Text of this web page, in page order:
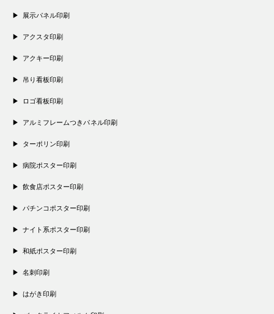
展示パネル印刷
アクスタ印刷
アクキー印刷
吊り看板印刷
ロゴ看板印刷
アルミフレームつきパネル印刷
ターポリン印刷
病院ポスター印刷
飲食店ポスター印刷
パチンコポスター印刷
ナイト系ポスター印刷
和紙ポスター印刷
名刺印刷
はがき印刷